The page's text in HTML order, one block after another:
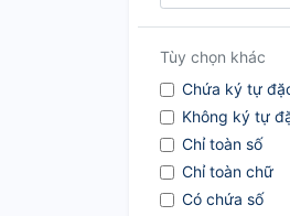
PBN
Tùy chọn khác
Chứa ký tự
Không ký tự
Chỉ toàn số
Chỉ toàn chữ
Có chứa số